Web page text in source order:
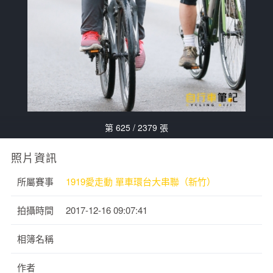
第 625 / 2379 張
照片資訊
所屬賽事 1919愛走動 單車環台大串聯（新竹）
拍攝時間 2017-12-16 09:07:41
相簿名稱
作者